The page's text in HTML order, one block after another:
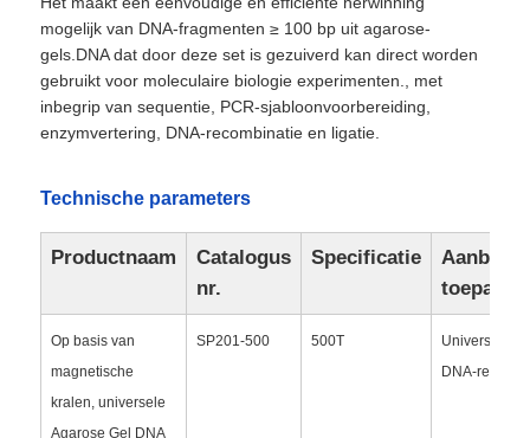
mogelijk van DNA-fragmenten ≥ 100 bp uit agarose-
gels.DNA dat door deze set is gezuiverd kan direct worden
gebruikt voor moleculaire biologie experimenten., met
inbegrip van sequentie, PCR-sjabloonvoorbereiding,
enzymvertering, DNA-recombinatie en ligatie.
Technische parameters
Productnaam
Catalogus
nr.
Specificatie
Op basis van
magnetische
kralen, universele
Agarose Gel DNA
SP201-500 500T
Universele
DNA-